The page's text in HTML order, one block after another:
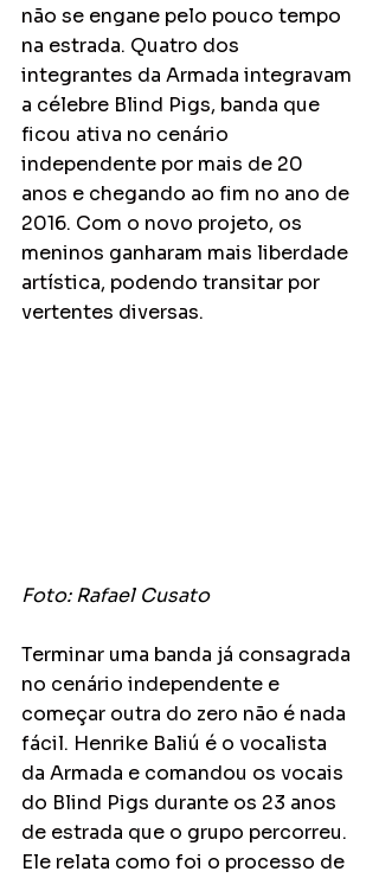
não se engane pelo pouco tempo
na estrada. Quatro dos
integrantes da Armada integravam
a célebre Blind Pigs, banda que
ficou ativa no cenário
independente por mais de 20
anos e chegando ao fim no ano de
2016. Com o novo projeto, os
meninos ganharam mais liberdade
artística, podendo transitar por
vertentes diversas.
Foto: Rafael Cusato
Terminar uma banda já consagrada
no cenário independente e
começar outra do zero não é nada
fácil. Henrike Baliú é o vocalista
da Armada e comandou os vocais
do Blind Pigs durante os 23 anos
de estrada que o grupo percorreu.
Ele relata como foi o processo de